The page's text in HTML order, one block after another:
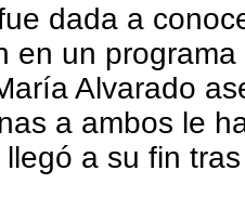
dada a
en un
Alvarado
a ambos le
a su fin